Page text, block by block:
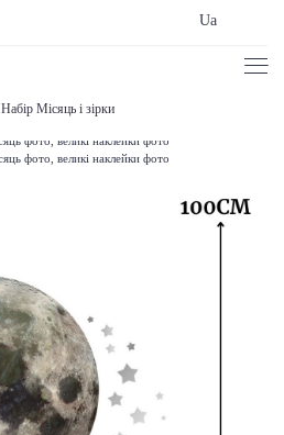
Ua
Набір Місяць і зірки